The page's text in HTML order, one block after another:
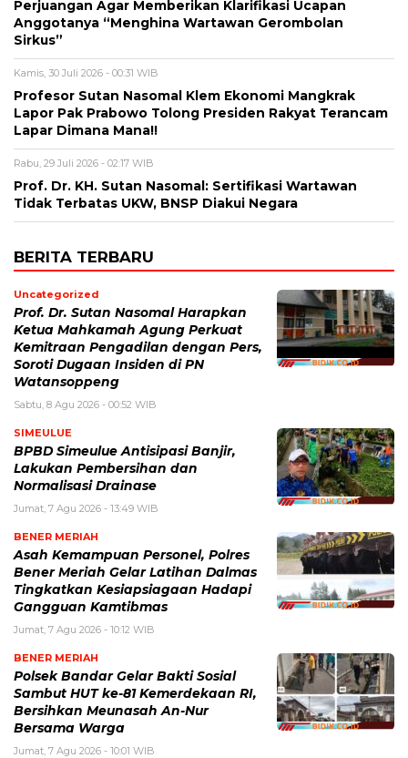
Perjuangan Agar Memberikan Klarifikasi Ucapan
Anggotanya “Menghina Wartawan Gerombolan
Sirkus”
Kamis, 30 Juli 2026 - 00:31 WIB
Profesor Sutan Nasomal Klem Ekonomi Mangkrak
Lapor Pak Prabowo Tolong Presiden Rakyat Terancam
Lapar Dimana Mana!!
Rabu, 29 Juli 2026 - 02:17 WIB
Prof. Dr. KH. Sutan Nasomal: Sertifikasi Wartawan
Tidak Terbatas UKW, BNSP Diakui Negara
BERITA TERBARU
Uncategorized
Prof. Dr. Sutan Nasomal Harapkan
Ketua Mahkamah Agung Perkuat
Kemitraan Pengadilan dengan Pers,
Soroti Dugaan Insiden di PN
Watansoppeng
Sabtu, 8 Agu 2026 - 00:52 WIB
SIMEULUE
BPBD Simeulue Antisipasi Banjir,
Lakukan Pembersihan dan
Normalisasi Drainase
Jumat, 7 Agu 2026 - 13:49 WIB
BENER MERIAH
Asah Kemampuan Personel, Polres
Bener Meriah Gelar Latihan Dalmas
Tingkatkan Kesiapsiagaan Hadapi
Gangguan Kamtibmas
Jumat, 7 Agu 2026 - 10:12 WIB
BENER MERIAH
Polsek Bandar Gelar Bakti Sosial
Sambut HUT ke-81 Kemerdekaan RI,
Bersihkan Meunasah An-Nur
Bersama Warga
Jumat, 7 Agu 2026 - 10:01 WIB